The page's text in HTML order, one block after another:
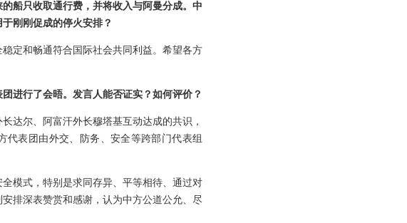
船只收取通行费，并将收入与阿曼分成。中
刚刚促成的停火安排？
定和畅通符合国际社会共同利益。希望各方
进行了会晤。发言人能否证实？如何评价？
达尔、阿富汗外长穆塔基互动达成的共识，
代表团由外交、防务、安全等跨部门代表组
模式，特别是求同存异、平等相待、通过对
排深表赞赏和感谢，认为中方公道公允、尽